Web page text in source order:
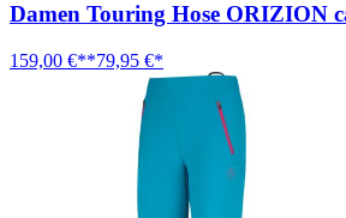
Damen Touring Hose ORIZION
159,00 €**79,95 €*